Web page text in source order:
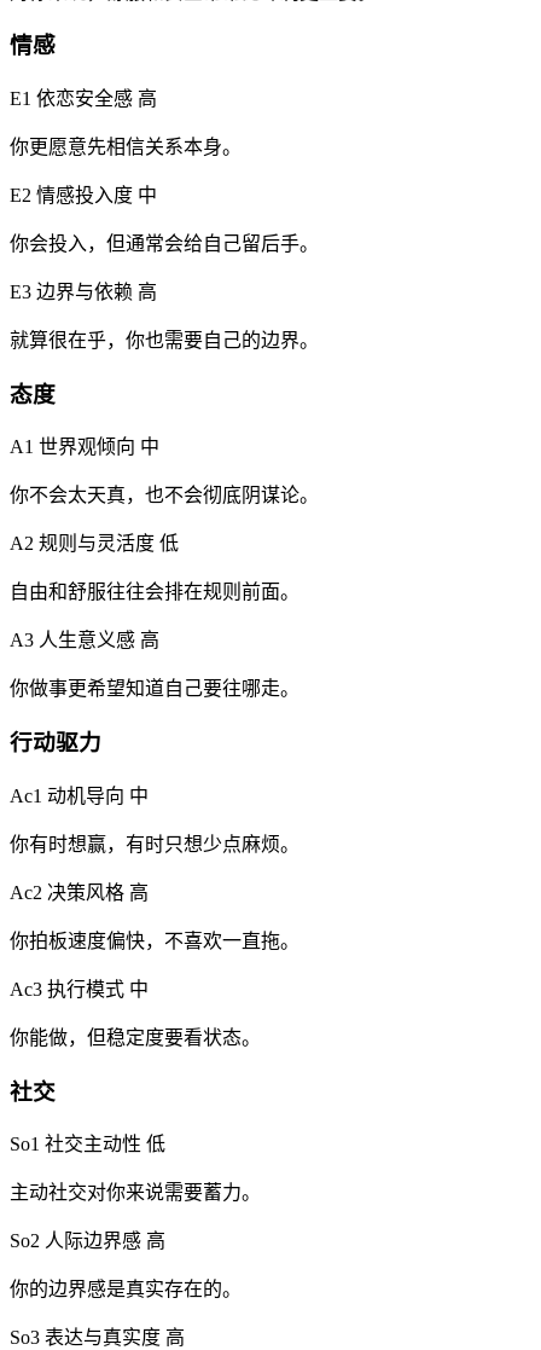
情感
E1 依恋安全感 高
你更愿意先相信关系本身。
E2 情感投入度 中
你会投入，但通常会给自己留后手。
E3 边界与依赖 高
就算很在乎，你也需要自己的边界。
态度
A1 世界观倾向 中
你不会太天真，也不会彻底阴谋论。
A2 规则与灵活度 低
自由和舒服往往会排在规则前面。
A3 人生意义感 高
你做事更希望知道自己要往哪走。
行动驱力
Ac1 动机导向 中
你有时想赢，有时只想少点麻烦。
Ac2 决策风格 高
你拍板速度偏快，不喜欢一直拖。
Ac3 执行模式 中
你能做，但稳定度要看状态。
社交
So1 社交主动性 低
主动社交对你来说需要蓄力。
So2 人际边界感 高
你的边界感是真实存在的。
So3 表达与真实度 高